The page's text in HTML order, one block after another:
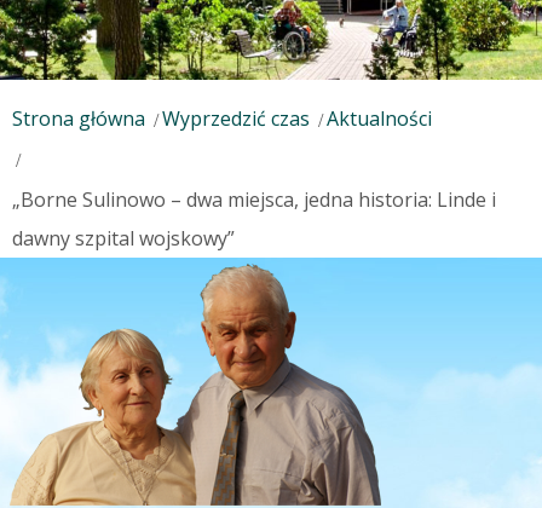
Strona główna Wyprzedzić czas Aktualności
„Borne Sulinowo – dwa miejsca, jedna historia: Linde i
dawny szpital wojskowy”